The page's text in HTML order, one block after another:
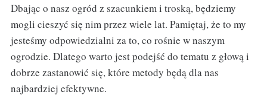
Dbając o nasz ogród z szacunkiem i troską, będziemy
mogli cieszyć się nim przez wiele lat. Pamiętaj, że to my
jesteśmy odpowiedzialni za to, co rośnie w naszym
ogrodzie. Dlatego warto jest podejść do tematu z głową i
dobrze zastanowić się, które metody będą dla nas
najbardziej efektywne.